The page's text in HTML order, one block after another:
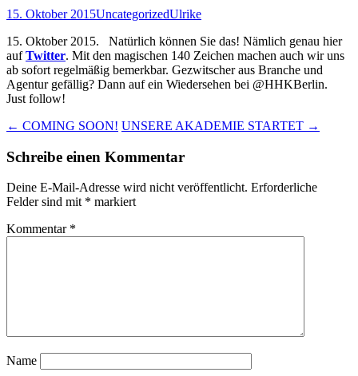
15. Oktober 2015UncategorizedUlrike
15. Oktober 2015. Natürlich können Sie das! Nämlich genau hier
aufTwitter. Mit den magischen 140 Zeichen machen auch wir uns
ab sofort regelmäßig bemerkbar. Gezwitscher aus Branche und
Agentur gefällig? Dann auf ein Wiedersehen bei ‪@‎HHKBerlin‬.
Just follow!
Beitrags-
Navigation
← COMING SOON! UNSERE AKADEMIE STARTET →
Schreibe einen Kommentar
Deine E-Mail-Adresse wird nicht veröffentlicht. Erforderliche
Felder sind mit * markiert
Kommentar *
Name